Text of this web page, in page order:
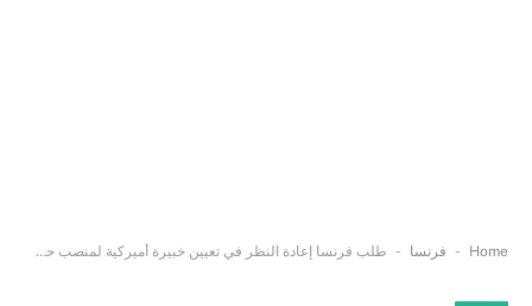
Home
- فرنسا - طلب فرنسا إعادة النظر في تعيين خبيرة أميركية لمنصب حساس في الاتحاد الأوروبي يقابلُ بالرفض